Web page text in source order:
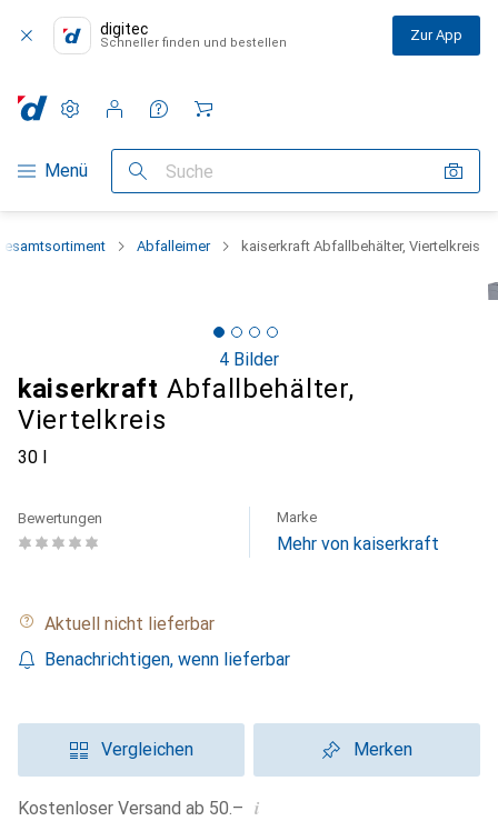
digitec
Schneller finden und bestellen Zur App
Navigation nach Kategorien
Menü Suche
Einstellungen
Kundenkonto
Vergleichslisten
Merklisten
Warenkorb
Abfalleimer kaiserkraft Abfallbehälter, Viertelkreis
4 Bilder
kaiserkraft Abfallbehälter,
Viertelkreis
30 l
Bewertungen Marke
Mehr von kaiserkraft
Aktuell nicht lieferbar
Benachrichtigen, wenn lieferbar
Vergleichen Merken
Kostenloser Versand ab 50.– i